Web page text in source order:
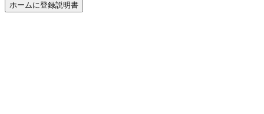
ホームに登録説明書